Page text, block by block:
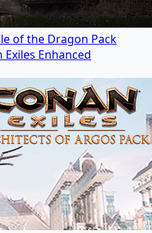
of the Dragon Pack
Exiles Enhanced